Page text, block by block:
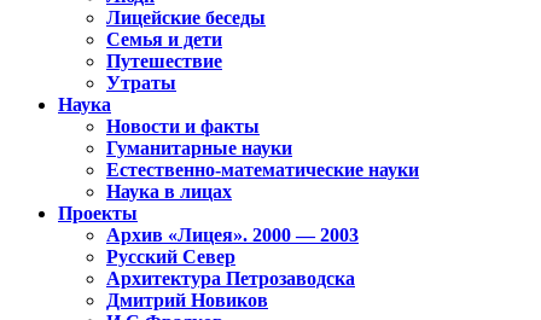
Лицейские беседы
Семья и дети
Путешествие
Утраты
Наука
Новости и факты
Гуманитарные науки
Естественно-математические науки
Наука в лицах
Проекты
Архив «Лицея». 2000 — 2003
Русский Север
Архитектура Петрозаводска
Дмитрий Новиков